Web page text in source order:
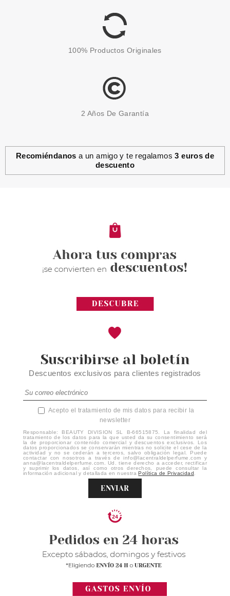
1.65€
ESSENCE
1.12€
100% Productos Originales
2 Años De Garantía
Recomiéndanos a un amigo y te regalamos3 euros de
descuento
Suscribirse al boletín
Descuentos exclusivos para clientes registrados
Acepto el tratamiento de mis datos para recibir la
newsletter
Responsable: BEAUTY DIVISION SL B-66515875. La finalidad del
tratamiento de los datos para la que usted da su consentimiento será
la de proporcionar contenido comercial y descuentos exclusivos. Los
datos proporcionados se conservarán mientras no solicite el cese de la
actividad y no se cederán a terceros, salvo obligación legal. Puede
contactar con nosotros a través de info@lacentraldelperfume.com y
anna@lacentraldelperfume.com. Ud. tiene derecho a acceder, rectificar
y suprimir los datos, así como otros derechos, puede consultar la
información adicional y detallada en nuestraPolítica de Privacidad
ENVIAR